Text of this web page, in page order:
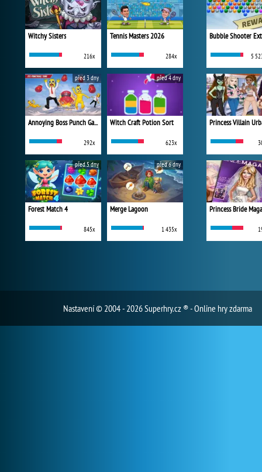
Witchy Sisters
216x
Tennis Masters 2026
284x
Annoying Boss Punch Game
292x
před 3 dny
Witch Craft Potion Sort
623x
před 4 dny
Forest Match 4
845x
před 5 dny
Merge Lagoon
1 435x
před 6 dny
Bubble Shooter
5
Princess Bride
Nastavení© 2004 - 2026 Superhry.cz ® - Online hry zdarma